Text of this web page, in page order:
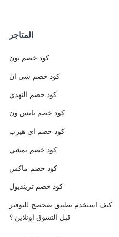
المتاجر
كود خصم نون
كود خصم شي ان
كود خصم النهدي
كود خصم نايس ون
كود خصم اي هيرب
كود خصم نمشي
كود خصم ماكس
كود خصم ترينديول
كيف استخدم تطبيق صحصح للتوفير
قبل التسوق اونلاين ؟